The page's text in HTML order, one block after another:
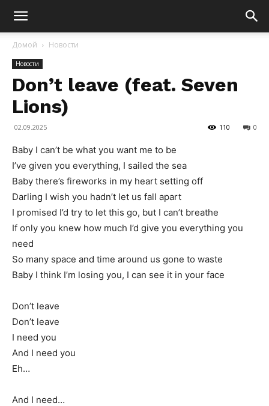
Домой Новости
Новости
Don’t leave (feat. Seven
Lions)
02.09.2025 0
110
Baby I can’t be what you want me to be
I’ve given you everything, I sailed the sea
Baby there’s fireworks in my heart setting off
Darling I wish you hadn’t let us fall apart
I promised I’d try to let this go, but I can’t breathe
If only you knew how much I’d give you everything you
need
So many space and time around us gone to waste
Baby I think I’m losing you, I can see it in your face
Don’t leave
Don’t leave
I need you
And I need you
Eh…
And I need…